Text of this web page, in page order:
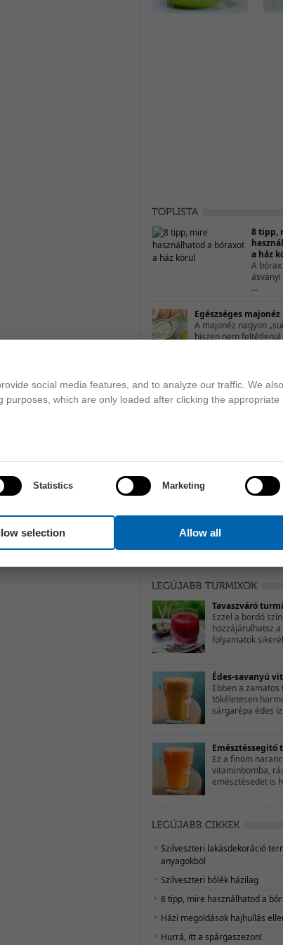
8 tipp,
a ház
A
...
Egészséges
A majonéz nagyon
hiszen nem feltétlenül
Nyerd vissza a
A gyermekáldás
talán az egyik ...
TESZT – Te
A következő tesztet
Mit nassoljon a
Néhány szülő úgy
Tavaszváró
Ezzel a bordó
hozzájárulhatsz
folyamatok
Édes-savanyú
Ebben a
tökéletesen
sárgarépa édes
Emésztéssegitő
Ez a finom
vitaminbomba,
emésztésedet is
Szilveszteri lakásdekoráció
anyagokból
Szilveszteri bólék házilag
8 tipp, mire használhatod a
Házi megoldások hajhullás
Hurrá, itt a spárgaszezon!
social media features, and to analyze our traffic. We also
which are only loaded after clicking the appropriate
Statistics Marketing
selection Allow all